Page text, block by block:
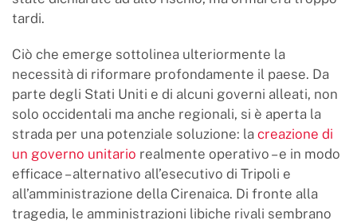
tardi.
Ciò che emerge sottolinea ulteriormente la
necessità di riformare profondamente il paese. Da
parte degli Stati Uniti e di alcuni governi alleati, non
solo occidentali ma anche regionali, si è aperta la
strada per una potenziale soluzione: la creazione di
un governo unitario realmente operativo – e in modo
efficace – alternativo all’esecutivo di Tripoli e
all’amministrazione della Cirenaica. Di fronte alla
tragedia, le amministrazioni libiche rivali sembrano